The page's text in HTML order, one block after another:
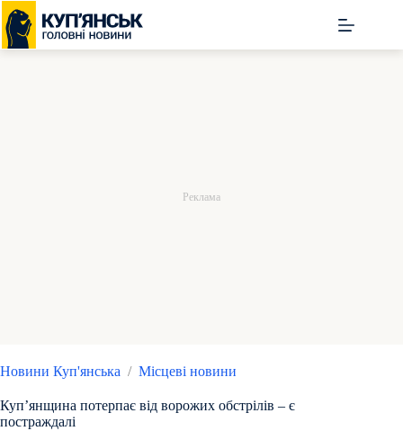
Перейти
до
вмісту
Новини Куп'янська / Місцеві новини
Купʼянщина потерпає від ворожих обстрілів – є
постраждалі